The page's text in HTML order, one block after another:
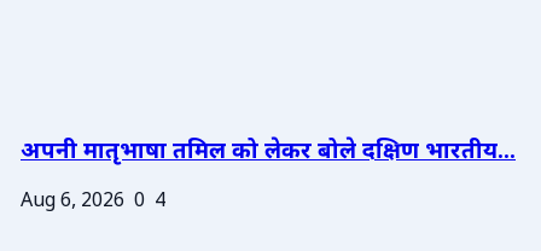
अपनी मातृभाषा तमिल को लेकर बोले दक्षिण भारतीय...
Aug 6, 2026 0 4